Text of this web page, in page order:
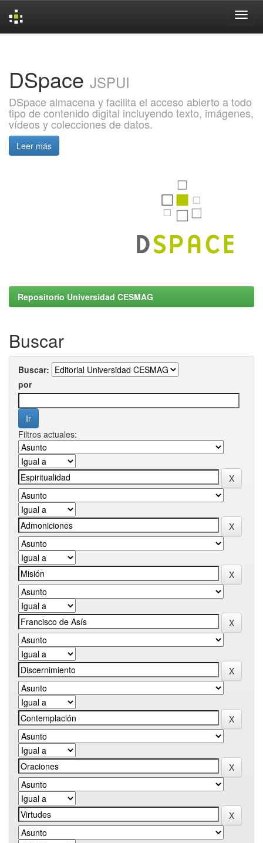
DSpace JSPUI
DSpace almacena y facilita el acceso abierto a todo
tipo de contenido digital incluyendo texto, imágenes,
vídeos y colecciones de datos.
Leer más
Repositorio Universidad CESMAG
Buscar
Buscar:
por
Filtros actuales: